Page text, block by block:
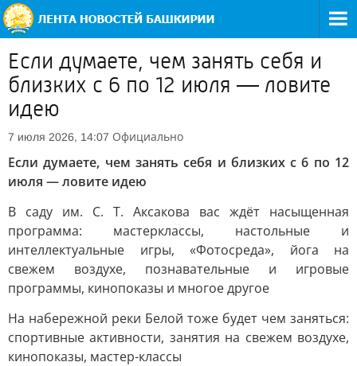
Если думаете, чем занять себя и
близких с 6 по 12 июля — ловите
идею
7 июля 2026, 14:07 Официально
Если думаете, чем занять себя и близких с 6 по 12
июля — ловите идею
В саду им. С. Т. Аксакова вас ждёт насыщенная
программа: мастерклассы, настольные и
интеллектуальные игры, «Фотосреда», йога на
свежем воздухе, познавательные и игровые
программы, кинопоказы и многое другое
На набережной реки Белой тоже будет чем заняться:
спортивные активности, занятия на свежем воздухе,
кинопоказы, мастер-классы